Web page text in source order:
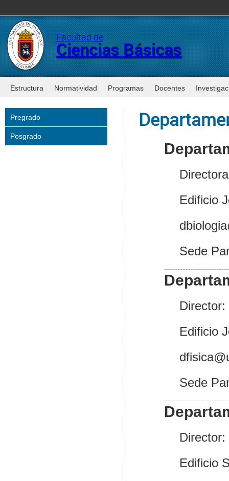
Facultad de
Ciencias Básicas
Estructura Normatividad Programas Docentes
Pregrado
Posgrado
Edificio
Sede
Edificio
Sede
Edificio